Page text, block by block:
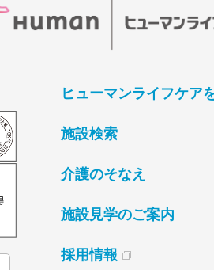
ヒューマンライフケア
施設検索
介護のそなえ
施設見学のご案内
採用情報